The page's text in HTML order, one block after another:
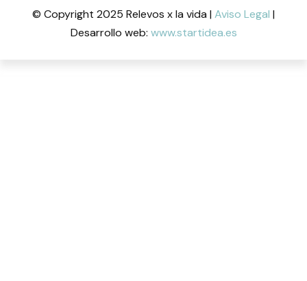
© Copyright 2025 Relevos x la vida | Aviso Legal |
Desarrollo web: www.startidea.es